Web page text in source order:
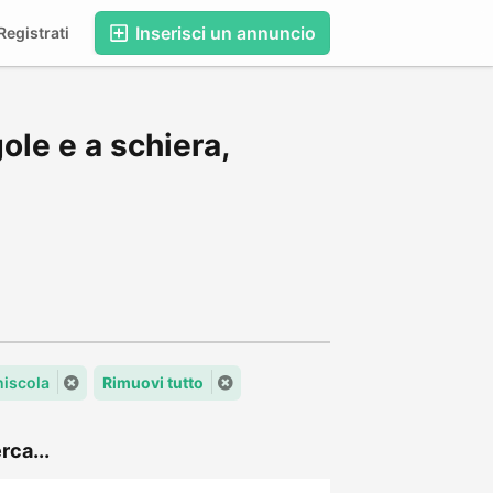
Inserisci un annuncio
e a schiera,
Rimuovi tutto